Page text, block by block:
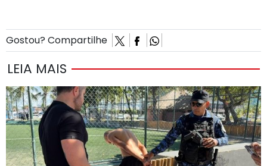
Gostou? Compartilhe
LEIA MAIS